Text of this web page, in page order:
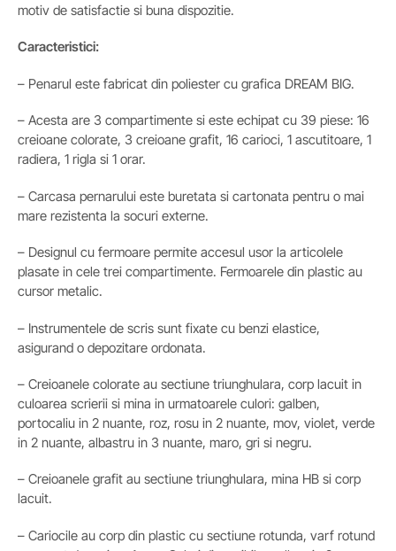
motiv de satisfactie si buna dispozitie.
Caracteristici:
– Penarul este fabricat din poliester cu grafica DREAM BIG.
– Acesta are 3 compartimente si este echipat cu 39 piese: 16
creioane colorate, 3 creioane grafit, 16 carioci, 1 ascutitoare, 1
radiera, 1 rigla si 1 orar.
– Carcasa pernarului este buretata si cartonata pentru o mai
mare rezistenta la socuri externe.
– Designul cu fermoare permite accesul usor la articolele
plasate in cele trei compartimente. Fermoarele din plastic au
cursor metalic.
– Instrumentele de scris sunt fixate cu benzi elastice,
asigurand o depozitare ordonata.
– Creioanele colorate au sectiune triunghulara, corp lacuit in
culoarea scrierii si mina in urmatoarele culori: galben,
portocaliu in 2 nuante, roz, rosu in 2 nuante, mov, violet, verde
in 2 nuante, albastru in 3 nuante, maro, gri si negru.
– Creioanele grafit au sectiune triunghulara, mina HB si corp
lacuit.
– Cariocile au corp din plastic cu sectiune rotunda, varf rotund